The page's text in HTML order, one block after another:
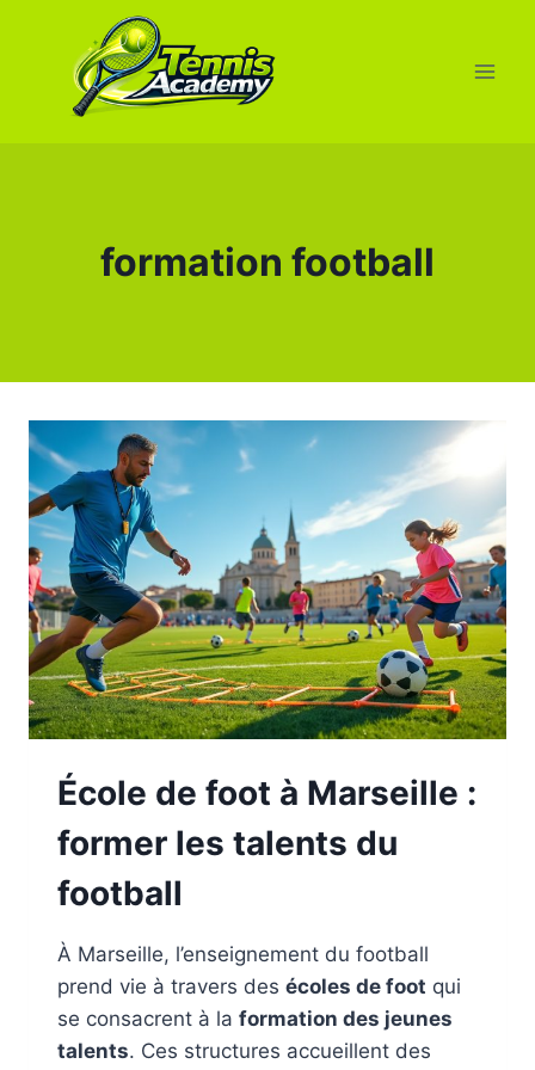
contenu
formation football
École de foot à Marseille :
former les talents du
football
À Marseille, l’enseignement du football
prend vie à travers des écoles de foot qui
se consacrent à la formation des jeunes
talents. Ces structures accueillent des